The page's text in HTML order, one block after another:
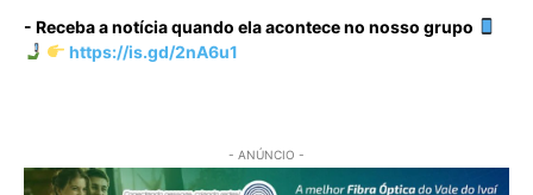
- Receba a notícia quando ela acontece no nosso grupo
https://is.gd/2nA6u1
- ANÚNCIO -